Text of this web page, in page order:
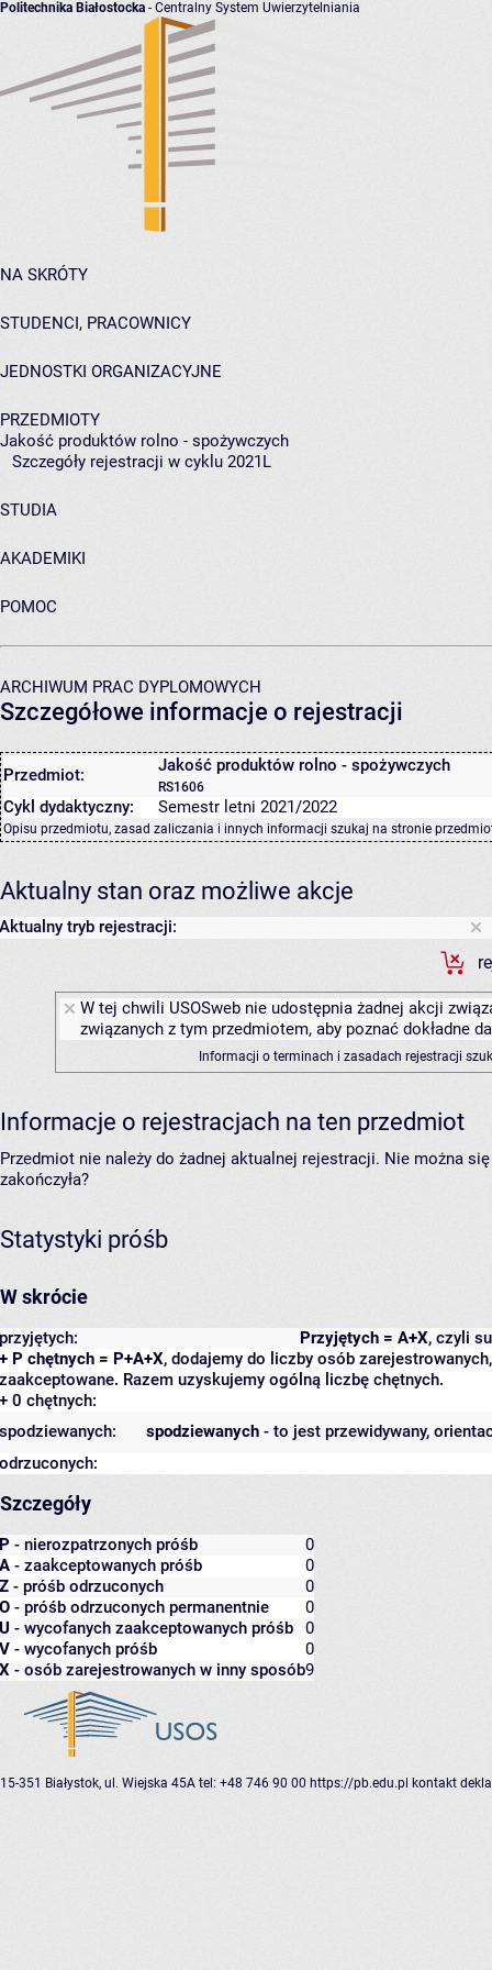
Politechnika Białostocka - Centralny System Uwierzytelniania
NA SKRÓTY
STUDENCI, PRACOWNICY
JEDNOSTKI ORGANIZACYJNE
PRZEDMIOTY
Jakość produktów rolno - spożywczych
Szczegóły rejestracji w cyklu 2021L
STUDIA
AKADEMIKI
POMOC
ARCHIWUM PRAC DYPLOMOWYCH
Szczegółowe informacje o rejestracji
Przedmiot: Jakość produktów rolno - spożywczych
RS1606
Cykl dydaktyczny: Semestr letni 2021/2022
Opisu przedmiotu, zasad zaliczania i innych informacji szukaj na stronie
Aktualny stan oraz możliwe akcje
Aktualny tryb rejestracji:
W tej chwili USOSweb nie udostępnia żadnej akcji
związanych z tym przedmiotem, aby poznać dokładne
Informacji o terminach i zasadach rejestracji
Informacje o rejestracjach na ten przedmiot
Przedmiot nie należy do żadnej aktualnej rejestracji. Nie można
zakończyła?
Statystyki próśb
W skrócie
Przyjętych = A+X, czyli
przyjętych:
+ P chętnych = P+A+X, dodajemy do liczby osób
zaakceptowane. Razem uzyskujemy ogólną liczbę chętnych.
+ 0 chętnych:
spodziewanych - to jest przewidywany,
spodziewanych:
odrzuconych:
Szczegóły
P - nierozpatrzonych próśb
0
A - zaakceptowanych próśb
0
Z - próśb odrzuconych
0
O - próśb odrzuconych permanentnie
0
U - wycofanych zaakceptowanych próśb
0
V - wycofanych próśb
0
X - osób zarejestrowanych w inny sposób9
15-351 Białystok, ul. Wiejska 45A tel: +48 746 90 00 https://pb.edu.pl kontakt